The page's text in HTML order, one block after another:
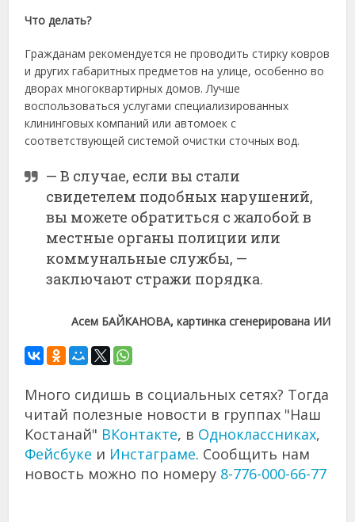
Что делать?
Гражданам рекомендуется не проводить стирку ковров
и других габаритных предметов на улице, особенно во
дворах многоквартирных домов. Лучше
воспользоваться услугами специализированных
клининговых компаний или автомоек с
соответствующей системой очистки сточных вод.
— В случае, если вы стали
свидетелем подобных нарушений,
вы можете обратиться с жалобой в
местные органы полиции или
коммунальные службы, —
заключают стражи порядка.
Асем БАЙКАНОВА, картинка сгенерирована ИИ
Много сидишь в социальных сетях? Тогда
читай полезные новости в группах "Наш
Костанай" ВКонтакте, в Одноклассниках,
Фейсбуке и Инстаграме. Сообщить нам
новость можно по номеру 8-776-000-66-77